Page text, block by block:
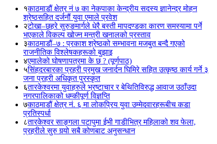
१काठमाडौं क्षेत्र नं ७ का नेकपाका केन्द्रीय सदस्य ज्ञानेन्द्र मोहन
श्रेष्ठसहित दर्जनौं युवा एमाले प्रवेश
२टोखा–छहरे सुरुङमार्गले धेरै बस्ती मापदण्डका कारण समस्यामा पर्ने
भएकाले विकल्प खोज्न मन्त्री खनालको प्रस्ताव
३काठमाडौं–७ : प्रकाश श्रेष्ठको सम्भावना मजबुत बन्दै गएको
राजनीतिक विश्लेषकहरूको बुझाइ
४एमालेको घोषणापत्रमा के छ ? (पूर्णपाठ)
५सिंहदरबारका प्रहरी प्रमुख जनार्दन घिमिरे सहित उत्कृष्ठ कार्य गर्ने ३
जना प्रहरी अधिकृत पुरस्कृत
६तारकेश्वरमा युवाहरुले भ्रष्टाचार र बेथितिविरुद्ध आवाज उठाँउदा
नगरपालिकाको धम्कीपूर्ण विज्ञप्ति
७काठमाडौं क्षेत्र नं. ६ मा लोकप्रिय युवा उम्मेदवारहरूबीच कडा
प्रतिस्पर्धा
८तारकेश्वर साङ्गला पटापुमा ईभी गाडीभित्र महिलाको शव फेला,
प्रहरीले सुरु गर्‍यो सबै कोणबाट अनुसन्धान